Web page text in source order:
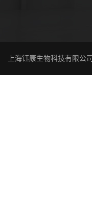
上海钰康生物科技有限公司